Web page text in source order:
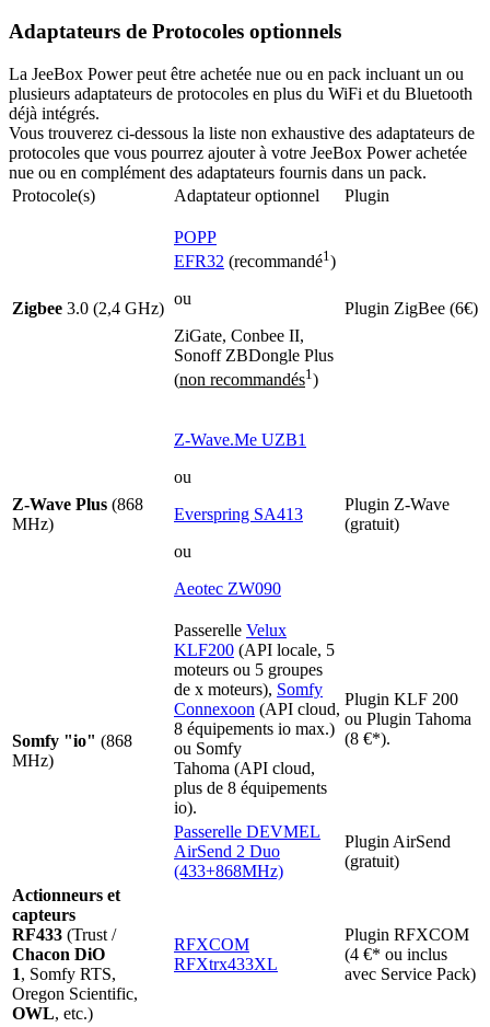
Adaptateurs de Protocoles optionnels
La JeeBox Power peut être achetée nue ou en pack incluant un ou
plusieurs adaptateurs de protocoles en plus du WiFi et du Bluetooth
déjà intégrés.
Vous trouverez ci-dessous la liste non exhaustive des adaptateurs de
protocoles que vous pourrez ajouter à votre JeeBox Power achetée
nue ou en complément des adaptateurs fournis dans un pack.
Protocole(s)
Adaptateur optionnel Plugin
Zigbee 3.0 (2,4 GHz)
POPP
EFR32 (recommandé1)
ou
ZiGate, Conbee II,
Sonoff ZBDongle Plus
(non recommandés1)
Plugin ZigBee (6€)
Z-Wave Plus (868
MHz)
Z-Wave.Me UZB1
ou
Everspring SA413
ou
Aeotec ZW090
Plugin Z-Wave
(gratuit)
Somfy "io" (868
MHz)
Passerelle Velux
KLF200 (API locale, 5
moteurs ou 5 groupes
de x moteurs), Somfy
Connexoon (API cloud,
8 équipements io max.)
ou Somfy
Tahoma (API cloud,
plus de 8 équipements
io).
Plugin KLF 200
ou Plugin Tahoma
(8 €*).
Passerelle DEVMEL
AirSend 2 Duo
(433+868MHz)
Plugin AirSend
(gratuit)
Actionneurs et
capteurs
RF433 (Trust /
Chacon DiO
1, Somfy RTS,
Oregon Scientific,
OWL, etc.)
RFXCOM
RFXtrx433XL
Plugin RFXCOM
(4 €* ou inclus
avec Service Pack)